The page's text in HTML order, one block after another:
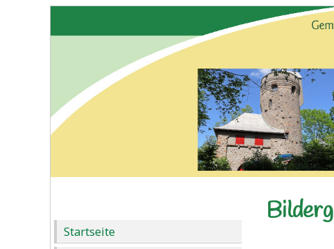
Startseite